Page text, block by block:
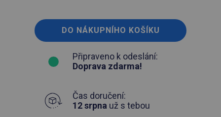
DO NÁKUPNÍHO KOŠÍKU
Připraveno k odeslání:
Doprava zdarma!
Čas doručení:
12 srpna už s tebou